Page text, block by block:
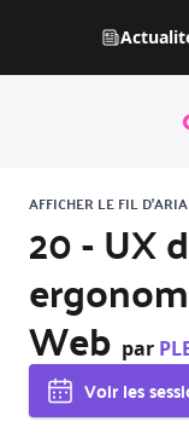
AFFICHER LE FIL
20 - UX
Web par
Voir les